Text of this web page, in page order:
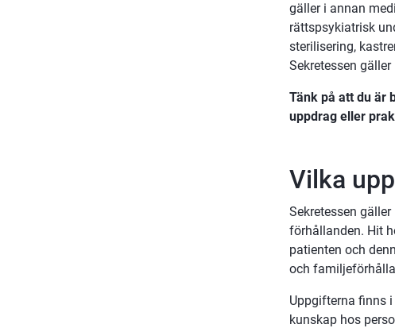
gäller i annan
rättspsykiatrisk
sterilisering,
Sekretessen
Tänk på att du är
uppdrag eller
Vilka
Sekretessen
förhållanden. Hit
patienten och
och
Uppgifterna finns
kunskap hos